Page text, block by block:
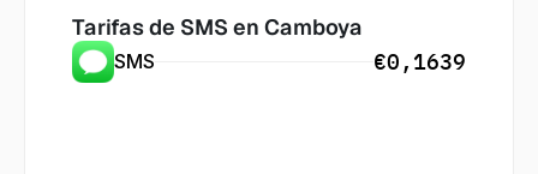
Tarifas de SMS en Camboya
SMS €0,1639